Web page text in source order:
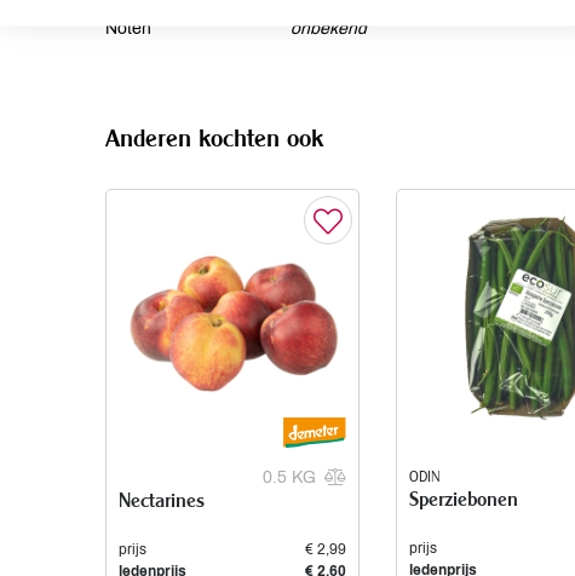
Noten
onbekend
Anderen kochten ook
0.5 KG
Nectarines
prijs
€ 2,99
ledenprijs
€ 2,60
ODIN
Sperziebonen
prijs
ledenprijs